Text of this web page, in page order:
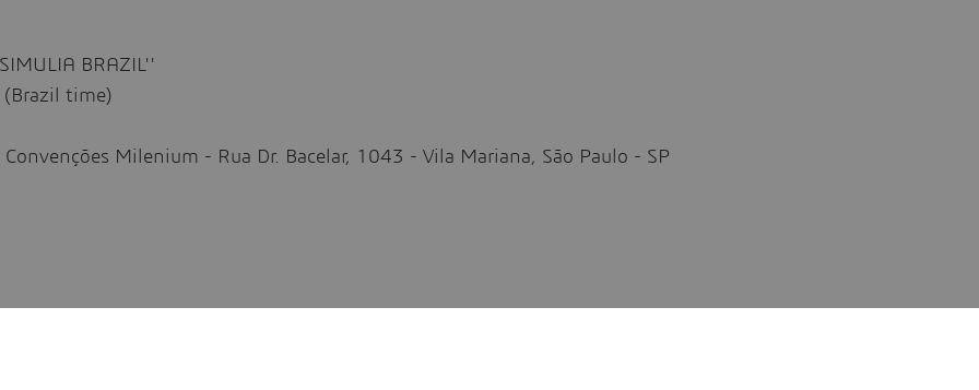
BRAZIL''
time)
Milenium - Rua Dr. Bacelar, 1043 - Vila Mariana, São Paulo - SP